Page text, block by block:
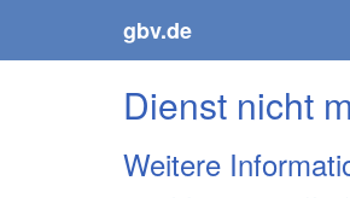
gbv.de
Dienst nicht
Weitere